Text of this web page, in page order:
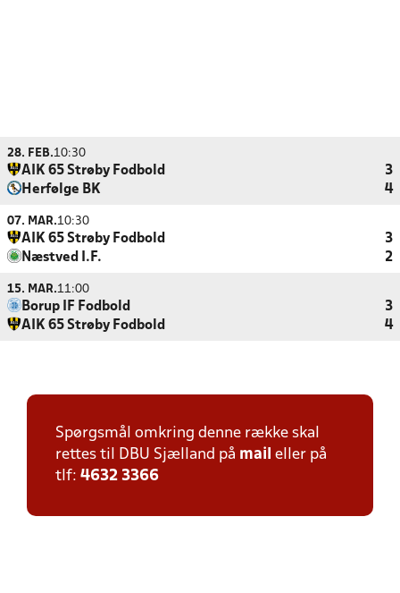
28. FEB.10:30
AIK 65 Strøby Fodbold
3
Herfølge BK
4
07. MAR.10:30
AIK 65 Strøby Fodbold
3
Næstved I.F.
2
15. MAR.11:00
Borup IF Fodbold
3
AIK 65 Strøby Fodbold
4
Spørgsmål omkring denne række skal
rettes til DBU Sjælland på mail eller på
tlf: 4632 3366